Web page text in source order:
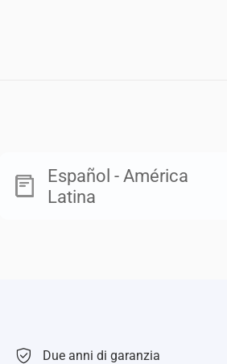
Español - América
Latina
Due anni di garanzia